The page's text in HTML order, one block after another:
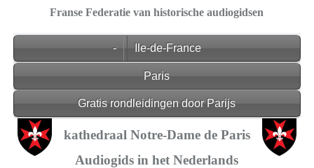
Franse Federatie van historische audiogidsen
- Ile-de-France
Paris
Gratis rondleidingen door Parijs
kathedraal Notre-Dame de Paris
Audiogids in het Nederlands